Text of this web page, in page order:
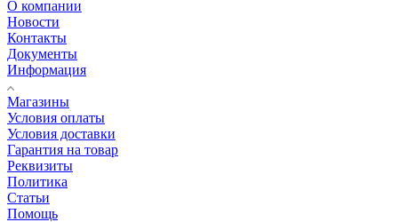
О компании
Новости
Контакты
Документы
Информация
Магазины
Условия оплаты
Условия доставки
Гарантия на товар
Реквизиты
Политика
Статьи
Помощь